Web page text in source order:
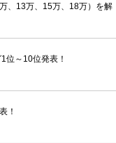
、13万、15万、18万）を解
位～10位発表！
！